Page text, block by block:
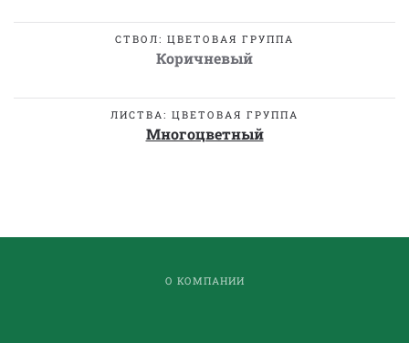
СТВОЛ: ЦВЕТОВАЯ ГРУППА
Коричневый
ЛИСТВА: ЦВЕТОВАЯ ГРУППА
Многоцветный
О КОМПАНИИ